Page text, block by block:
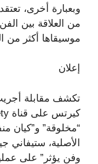
وبعبارة أخرى،
من العلاقة بين
موسيقاها أكثر من
إعلان
“مخلوقة” و”كيان
الأصلية، ستيفاني
وفن يؤثر” على